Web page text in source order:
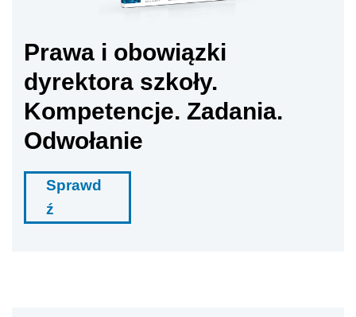
Prawa i obowiązki
dyrektora szkoły.
Kompetencje. Zadania.
Odwołanie
Sprawd
ź